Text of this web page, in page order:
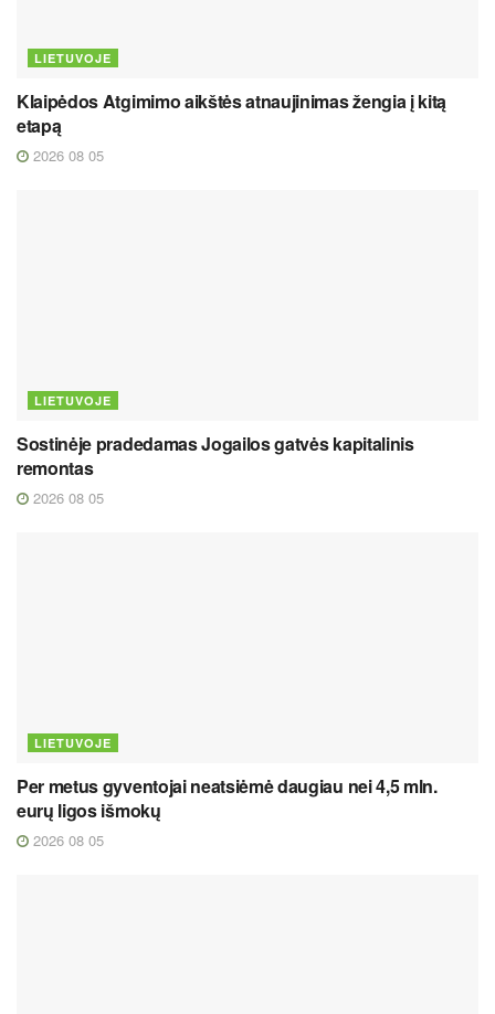
LIETUVOJE
Klaipėdos Atgimimo aikštės atnaujinimas žengia į kitą
etapą
2026 08 05
LIETUVOJE
Sostinėje pradedamas Jogailos gatvės kapitalinis
remontas
2026 08 05
LIETUVOJE
Per metus gyventojai neatsiėmė daugiau nei 4,5 mln.
eurų ligos išmokų
2026 08 05